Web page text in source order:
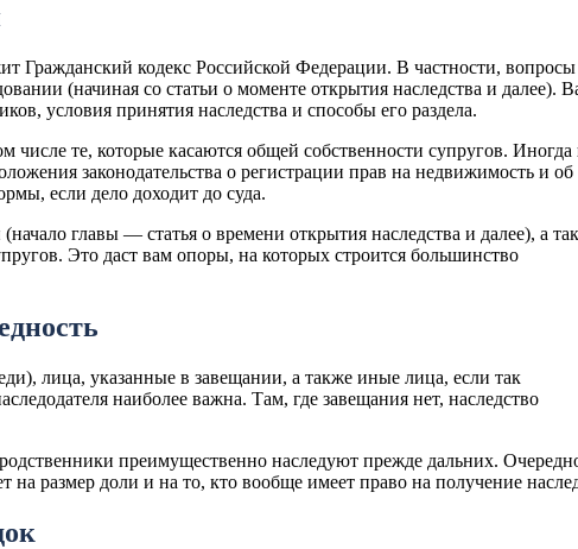
Гражданский кодекс Российской Федерации. В частности, вопросы
(начиная со статьи о моменте открытия наследства и далее).
условия принятия наследства и способы его раздела.
те, которые касаются общей собственности супругов. Иногда
законодательства о регистрации прав на недвижимость и об
если дело доходит до суда.
главы — статья о времени открытия наследства и далее), а
Это даст вам опоры, на которых строится большинство
лица, указанные в завещании, а также иные лица, если так
наиболее важна. Там, где завещания нет, наследство
преимущественно наследуют прежде дальних.
на размер доли и на то, кто вообще имеет право на получение